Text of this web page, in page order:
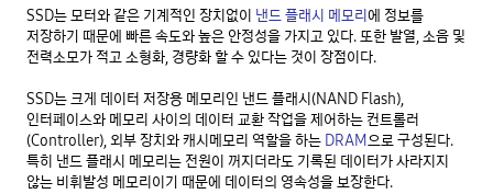
SSD는 모터와 같은 기계적인 장치없이 낸드 플래시 메모리에 정보를
저장하기 때문에 빠른 속도와 높은 안정성을 가지고 있다. 또한 발열, 소음 및
전력소모가 적고 소형화, 경량화 할 수 있다는 것이 장점이다.
SSD는 크게 데이터 저장용 메모리인 낸드 플래시(NAND Flash),
인터페이스와 메모리 사이의 데이터 교환 작업을 제어하는 컨트롤러
(Controller), 외부 장치와 캐시메모리 역할을 하는 DRAM으로 구성된다.
특히 낸드 플래시 메모리는 전원이 꺼지더라도 기록된 데이터가 사라지지
않는 비휘발성 메모리이기 때문에 데이터의 영속성을 보장한다.